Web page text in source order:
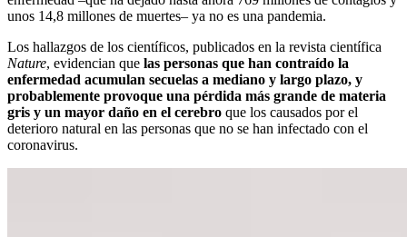
unos 14,8 millones de muertes– ya no es una pandemia.
Los hallazgos de los científicos, publicados en la revista científica
Nature, evidencian que las personas que han contraído la
enfermedad acumulan secuelas a mediano y largo plazo, y
probablemente provoque una pérdida más grande de materia
gris y un mayor daño en el cerebro que los causados por el
deterioro natural en las personas que no se han infectado con el
coronavirus.